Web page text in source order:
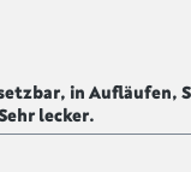
5 Sternenin Aufläufen,
lecker.